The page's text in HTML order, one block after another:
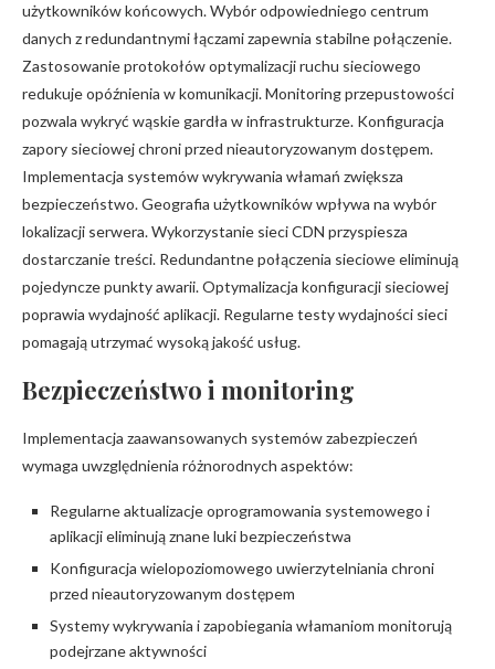
użytkowników końcowych. Wybór odpowiedniego centrum
danych z redundantnymi łączami zapewnia stabilne połączenie.
Zastosowanie protokołów optymalizacji ruchu sieciowego
redukuje opóźnienia w komunikacji. Monitoring przepustowości
pozwala wykryć wąskie gardła w infrastrukturze. Konfiguracja
zapory sieciowej chroni przed nieautoryzowanym dostępem.
Implementacja systemów wykrywania włamań zwiększa
bezpieczeństwo. Geografia użytkowników wpływa na wybór
lokalizacji serwera. Wykorzystanie sieci CDN przyspiesza
dostarczanie treści. Redundantne połączenia sieciowe eliminują
pojedyncze punkty awarii. Optymalizacja konfiguracji sieciowej
poprawia wydajność aplikacji. Regularne testy wydajności sieci
pomagają utrzymać wysoką jakość usług.
Bezpieczeństwo i monitoring
Implementacja zaawansowanych systemów zabezpieczeń
wymaga uwzględnienia różnorodnych aspektów:
Regularne aktualizacje oprogramowania systemowego i
aplikacji eliminują znane luki bezpieczeństwa
Konfiguracja wielopoziomowego uwierzytelniania chroni
przed nieautoryzowanym dostępem
Systemy wykrywania i zapobiegania włamaniom monitorują
podejrzane aktywności